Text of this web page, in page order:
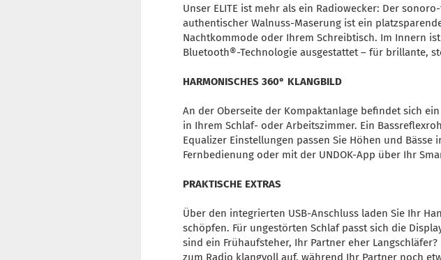
Unser ELITE ist mehr als ein Radiowecker: Der
authentischer Walnuss-Maserung ist ein
Nachtkommode oder Ihrem Schreibtisch. Im Innern
Bluetooth®-Technologie ausgestattet – für brillante,
HARMONISCHES 360° KLANGBILD
An der Oberseite der Kompaktanlage befindet sich
in Ihrem Schlaf- oder Arbeitszimmer. Ein
Equalizer Einstellungen passen Sie Höhen und
Fernbedienung oder mit der UNDOK-App über Ihr
PRAKTISCHE EXTRAS
Über den integrierten USB-Anschluss laden Sie Ihr
schöpfen. Für ungestörten Schlaf passt sich die
sind ein Frühaufsteher, Ihr Partner eher
zum Radio klangvoll auf, während Ihr Partner noch